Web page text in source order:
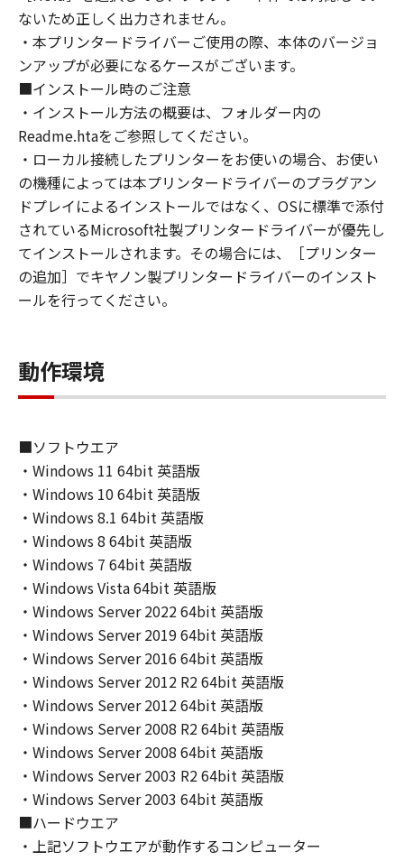
violation of any such laws, restrictions and
regulations, or without all necessary
approvals.
6. SUPPORT AND UPDATE
NEITHER CANON, CANON'S SUBSIDIARIES OR
AFFILIATES, THEIR DISTRIBUTORS, OR
DEALERS NOR CANON'S LICENSORS ARE
RESPONSIBLE FOR MAINTAINING OR
HELPING YOU TO USE THE SOFTWARE, OR
PROVIDING YOU WITH ANY UPDATES, FIXES
OR SUPPORT FOR THE SOFTWARE
HEREUNDER.
7. DISCLAIMER OF WARRANTIES AND
LIABILITY
[NO WARRANTY] THE SOFTWARE IS
INCLUDING, BUT NOT LIMITED TO THE
IMPLIED WARRANTIES OF MERCHANTABILITY
THE ENTIRE RISK AS TO THE QUALITY AND
PERFORMANCE OF THE SOFTWARE IS WITH
YOU. SHOULD THE SOFTWARE PROVE
DEFECTIVE, YOU ASSUME THE ENTIRE COST
OF ALL NECESSARY SERVICING, REPAIR OR
CORRECTION. SOME STATES OR LEGAL
JURISDICTIONS DO NOT ALLOW THE
EXCLUSION OF IMPLIED WARRANTIES, SO
THE ABOVE EXCLUSION MAY NOT APPLY TO
YOU.
THIS WARRANTY GIVES YOU SPECIFIC LEGAL
RIGHTS AND YOU MAY ALSO HAVE OTHER
RIGHTS WHICH VARY FROM STATE TO STATE
OR JURISDICTION TO JURISDICTION.
NEITHER CANON, CANON'S SUBSIDIARIES OR
AFFILIATES, THEIR DISTRIBUTORS, OR
DEALERS NOR CANON'S LICENSORS
WARRANT THAT THE FUNCTIONS
CONTAINED IN THE SOFTWARE WILL MEET
YOUR REQUIREMENTS OR THAT THE
ないため正しく出力されません。
・本プリンタードライバーご使用の際、本体のバージョ
ンアップが必要になるケースがございます。
■インストール時のご注意
・インストール方法の概要は、フォルダー内の
Readme.htaをご参照してください。
・ローカル接続したプリンターをお使いの場合、お使い
の機種によっては本プリンタードライバーのプラグアン
ドプレイによるインストールではなく、OSに標準で添付
されているMicrosoft社製プリンタードライバーが優先し
てインストールされます。その場合には、［プリンター
の追加］でキヤノン製プリンタードライバーのインスト
ールを行ってください。
動作環境
■ソフトウエア
・Windows 11 64bit 英語版
・Windows 10 64bit 英語版
・Windows 8.1 64bit 英語版
・Windows 8 64bit 英語版
・Windows 7 64bit 英語版
・Windows Vista 64bit 英語版
・Windows Server 2022 64bit 英語版
・Windows Server 2019 64bit 英語版
・Windows Server 2016 64bit 英語版
・Windows Server 2012 R2 64bit 英語版
・Windows Server 2012 64bit 英語版
・Windows Server 2008 R2 64bit 英語版
・Windows Server 2008 64bit 英語版
・Windows Server 2003 R2 64bit 英語版
・Windows Server 2003 64bit 英語版
■ハードウエア
・上記ソフトウエアが動作するコンピューター